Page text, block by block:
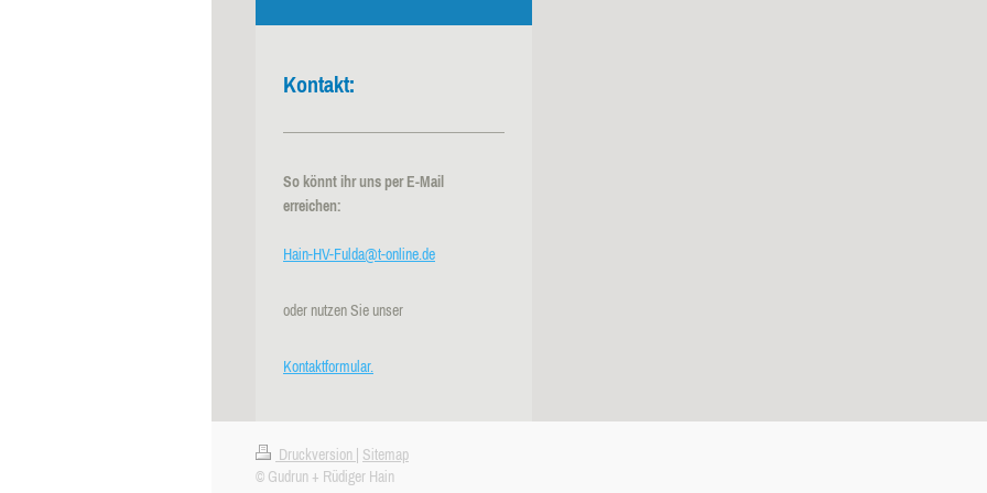
Kontakt:
So könnt ihr uns per E-Mail
erreichen:
Hain-HV-Fulda@t-online.de
oder nutzen Sie unser
Kontaktformular.
Druckversion
Sitemap
© Gudrun + Rüdiger Hain